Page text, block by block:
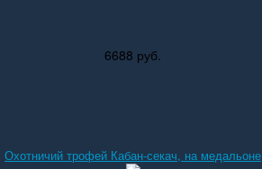
6688 руб.
Охотничий трофей Кабан-секач, на медальоне